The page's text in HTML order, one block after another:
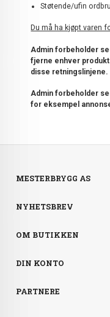
Støtende/ufin
Du må ha kjøpt varen
Admin forbeholder
fjerne enhver
disse retningslinjene.
Admin forbeholder
for eksempel
MESTERBRYGG AS
NYHETSBREV
OM BUTIKKEN
DIN KONTO
PARTNERE